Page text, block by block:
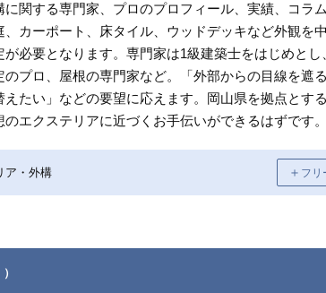
関する専門家、プロのプロフィール、実績、コラ
カーポート、床タイル、ウッドデッキなど外観を
必要となります。専門家は1級建築士をはじめと
プロ、屋根の専門家など。「外部からの目線を遮
たい」などの要望に応えます。岡山県を拠点とす
エクステリアに近づくお手伝いができるはずです。
ア・外構 ＋ フリ